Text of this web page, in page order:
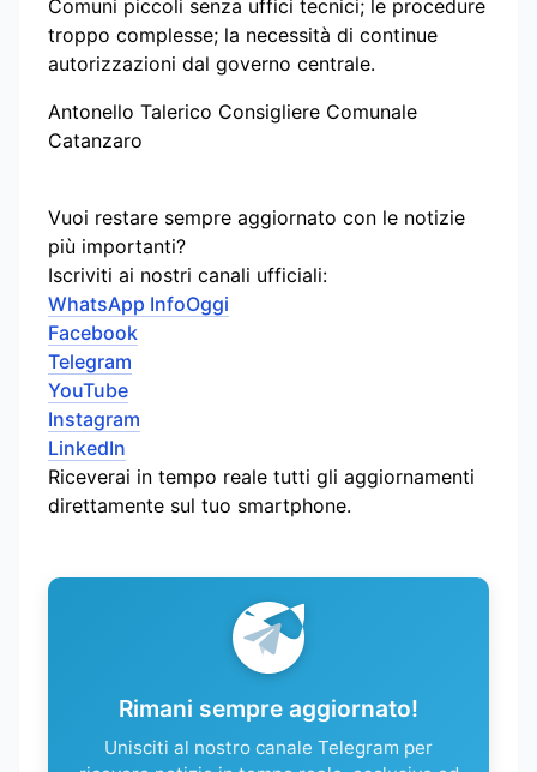
Comuni piccoli senza uffici tecnici; le procedure
troppo complesse; la necessità di continue
autorizzazioni dal governo centrale.
Antonello Talerico Consigliere Comunale
Catanzaro
Vuoi restare sempre aggiornato con le notizie
più importanti?
Iscriviti ai nostri canali ufficiali:
WhatsApp InfoOggi
Facebook
Telegram
YouTube
Instagram
LinkedIn
Riceverai in tempo reale tutti gli aggiornamenti
direttamente sul tuo smartphone.
Rimani sempre aggiornato!
Unisciti al nostro canale Telegram per